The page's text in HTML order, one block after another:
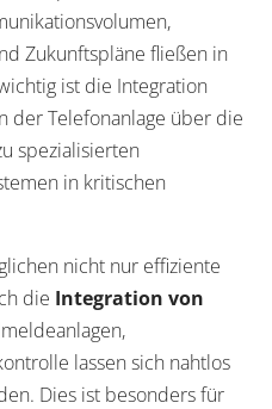
Zukunftspläne fließen in
ist die Integration
der Telefonanlage über die
spezialisierten
in kritischen
nicht nur effiziente
die Integration von
lassen sich nahtlos
Dies ist besonders für